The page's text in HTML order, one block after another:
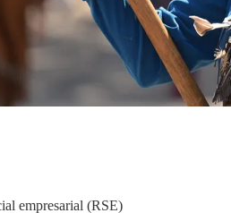
empresarial (RSE)